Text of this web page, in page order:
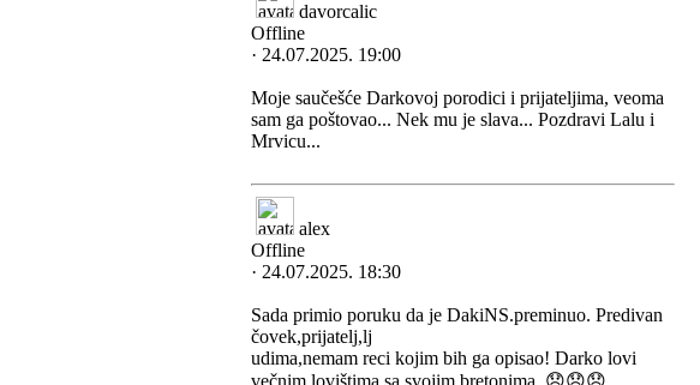
davorcalic
Offline
· 24.07.2025. 19:00
Moje saučešće Darkovoj porodici i prijateljima, veoma
sam ga poštovao... Nek mu je slava... Pozdravi Lalu i
Mrvicu...
alex
Offline
· 24.07.2025. 18:30
Sada primio poruku da je DakiNS.preminuo. Predivan
čovek,prijatelj,lj
udima,nemam reci kojim bih ga opisao! Darko lovi